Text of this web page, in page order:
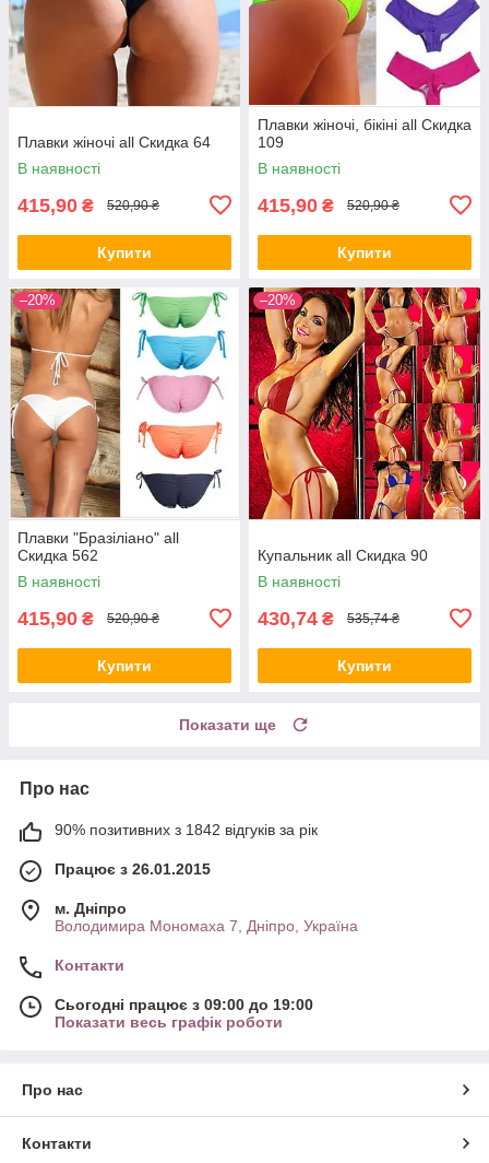
Плавки жіночі all Скидка 64
В наявності
415,90 ₴ 520,90 ₴
Купити
Плавки жіночі, бікіні all Скидка
109
В наявності
415,90 ₴ 520,90 ₴
Купити
–20%
Плавки "Бразіліано" all
Скидка 562
В наявності
415,90 ₴ 520,90 ₴
Купити
–20%
Купальник all Скидка 90
В наявності
430,74 ₴ 535,74 ₴
Купити
Показати ще
Про нас
90% позитивних з 1842 відгуків за рік
Працює з 26.01.2015
м. Дніпро
Володимира Мономаха 7, Дніпро, Україна
Контакти
Сьогодні працює з 09:00 до 19:00
Показати весь графік роботи
Про нас
Контакти